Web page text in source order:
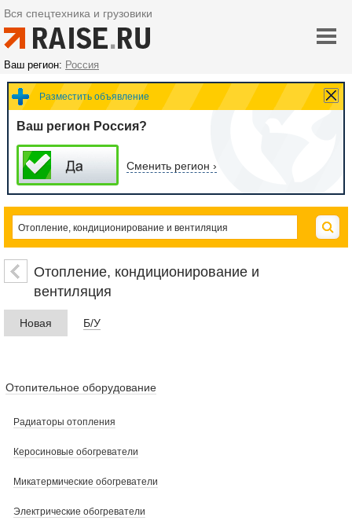
Вся спецтехника и грузовики
Ваш регион: Россия
Разместить объявление
Ваш регион Россия?
Сменить регион ›
Отопление, кондиционирование и
вентиляция
Новая Б/У
Отопительное оборудование
Радиаторы отопления
Керосиновые обогреватели
Микатермические обогреватели
Электрические обогреватели